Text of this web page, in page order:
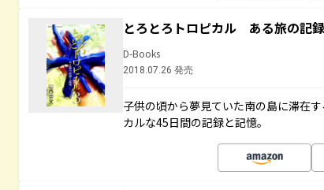
とろとろトロピカル ある旅の記
D-Books
2018.07.26 発売
子供の頃から夢見ていた南の島に滞在
カルな45日間の記録と記憶。